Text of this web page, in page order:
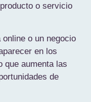
o servicio
o un negocio
en los
que aumenta las
de